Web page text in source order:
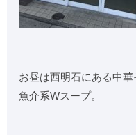
お昼は西明石にある中
魚介系Wスープ。